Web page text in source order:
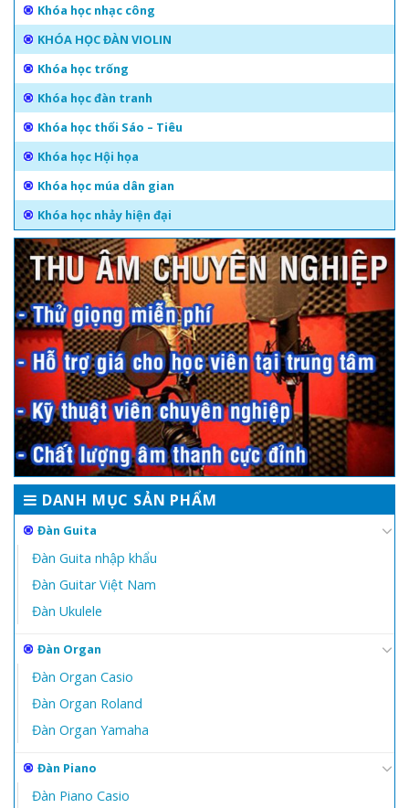
Khóa học nhạc công
KHÓA HỌC ĐÀN VIOLIN
Khóa học trống
Khóa học đàn tranh
Khóa học thổi Sáo – Tiêu
Khóa học Hội họa
Khóa học múa dân gian
Khóa học nhảy hiện đại
DANH MỤC SẢN PHẨM
Đàn Guita
Đàn Guita nhập khẩu
Đàn Guitar Việt Nam
Đàn Ukulele
Đàn Organ
Đàn Organ Casio
Đàn Organ Roland
Đàn Organ Yamaha
Đàn Piano
Đàn Piano Casio